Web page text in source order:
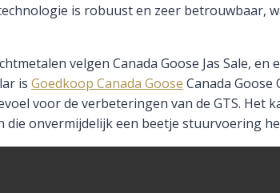
is robuust en zeer betrouwbaar,
velgen Canada Goose Jas Sale,
is Goedkoop Canada Goose Canada Goose
voor de verbeteringen van de GTS. Het
onvermijdelijk een beetje stuurvoering